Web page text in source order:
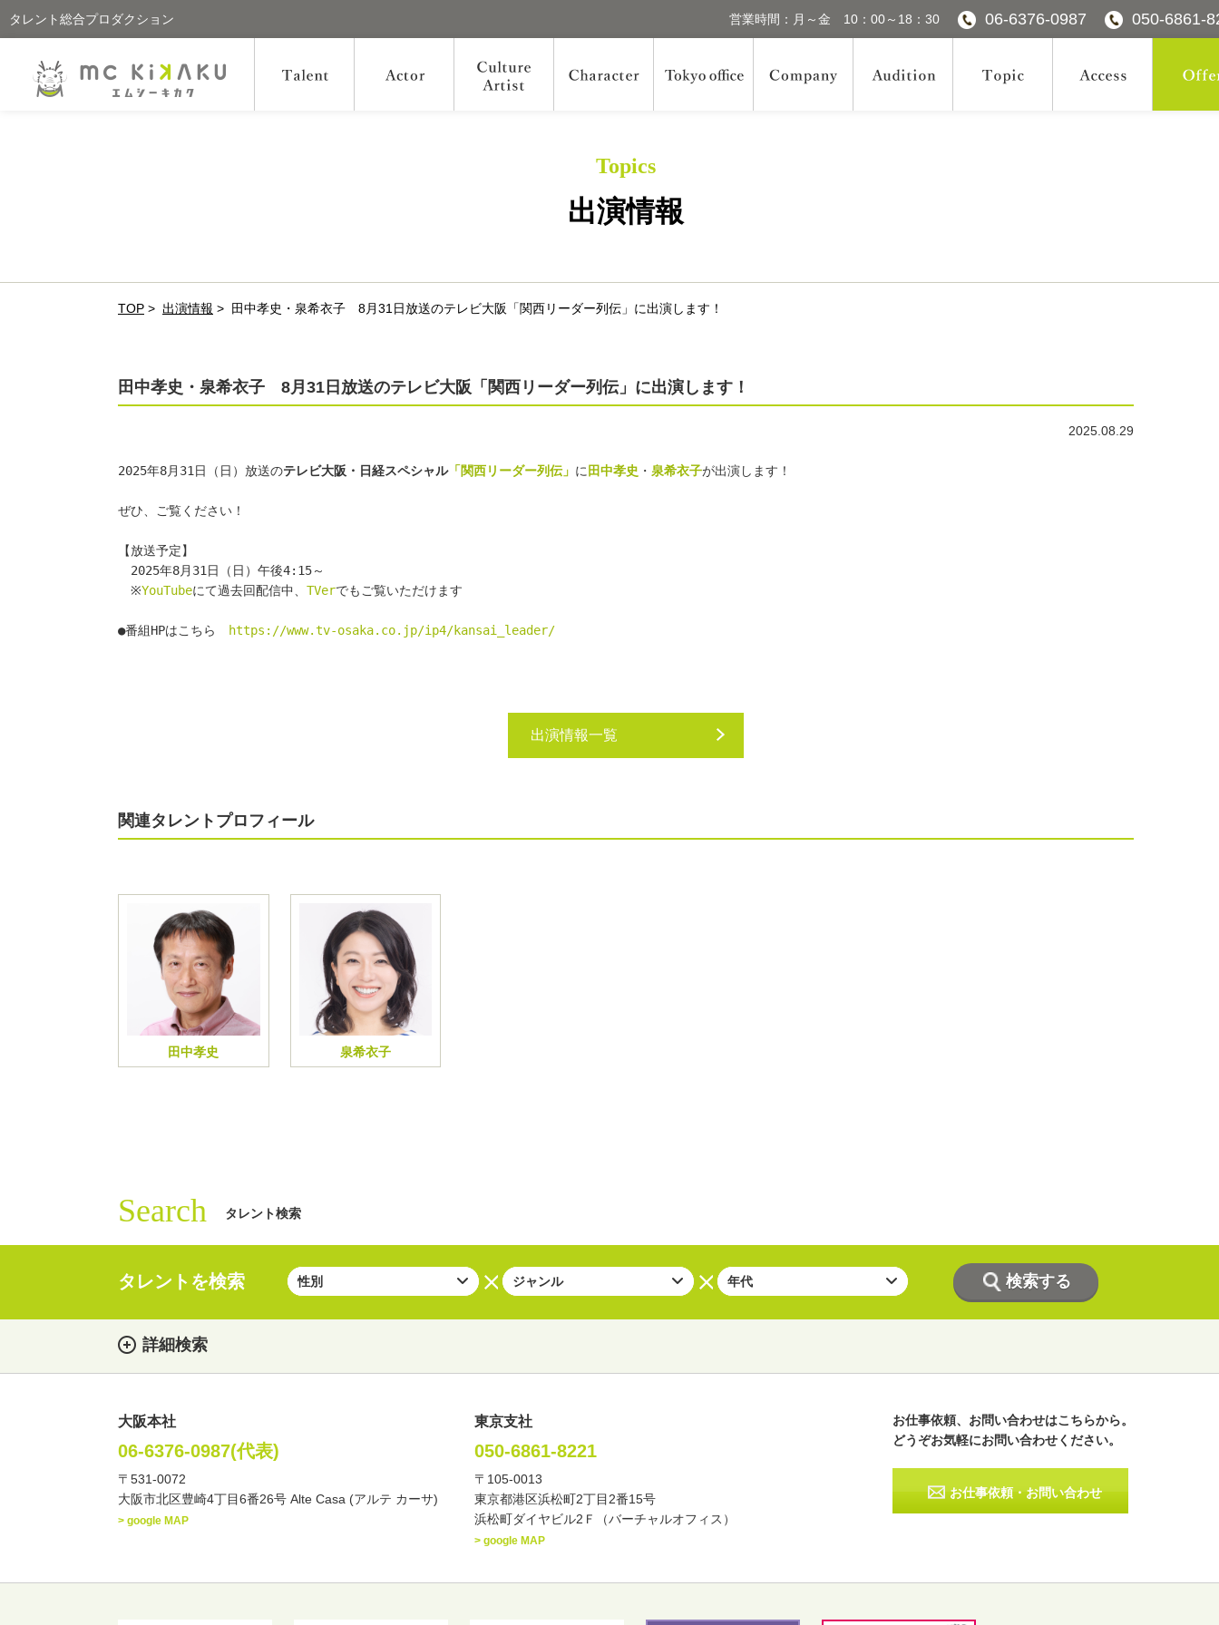
タレント総合プロダクション 営業時間：月～金 10：00～18：30 06-6376-0987 050-6861-
Topics
出演情報
TOP > 出演情報 > 田中孝史・泉希衣子 8月31日放送のテレビ大阪「関西リーダー列伝」に出演します！
田中孝史・泉希衣子 8月31日放送のテレビ大阪「関西リーダー列伝」に出演します！
2025.08.29
2025年8月31日（日）放送のテレビ大阪・日経スペシャル「関西リーダー列伝」 に 田中孝史 ・ 泉希衣子が出演します！
ぜひ、ご覧ください！
【放送予定】
2025年8月31日（日）午後4:15～
※YouTubeにて過去回配信中、 TVerでもご覧いただけます
●番組HPはこちら https://www.tv-osaka.co.jp/ip4/kansai_leader/
出演情報一覧
関連タレントプロフィール
田中孝史 泉希衣子
Search タレント検索
タレントを検索
詳細検索
・性別
・ジャンル お笑い・バラエティー
講談 モーションアクター
歳～ 歳
大阪本社
06-6376-0987(代表)
〒531-0072
大阪市北区豊崎4丁目6番26号 Alte Casa (アルテ カーサ)
> google MAP
東京支社
050-6861-8221
〒105-0013
東京都港区浜松町2丁目2番15号
浜松町ダイヤビル2Ｆ（バーチャルオフィス）
> google MAP
お仕事依頼、お問い合わせはこちらから。
どうぞお気軽にお問い合わせください。
お仕事依頼・お問い合わせ